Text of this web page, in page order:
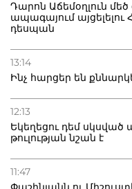
Դարոն Աճեմօղլուն մեծ
ապագայում
դեսպան
13:14
Ինչ հարցեր են
12:13
Եկեղեցու դեմ
թուլության նշան է
11:47